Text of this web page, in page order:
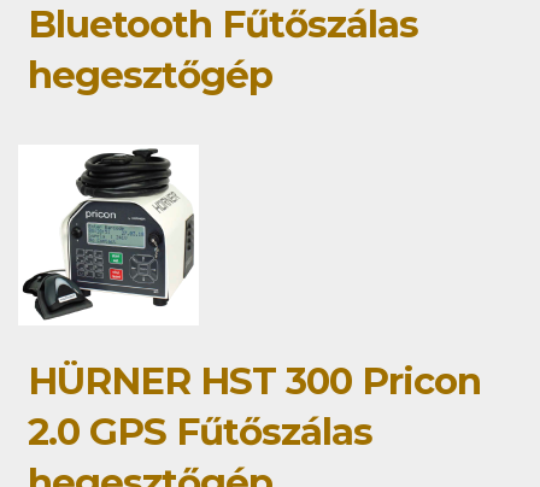
Bluetooth Fűtőszálas
hegesztőgép
HÜRNER HST 300 Pricon
2.0 GPS Fűtőszálas